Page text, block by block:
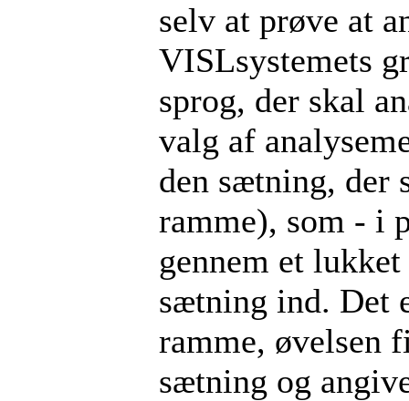
selv at prøve at
VISLsystemets
sprog, der skal
valg af
den sætning, der
ramme), som - i
gennem et
sætning ind. Det
ramme, øvelsen
sætning og